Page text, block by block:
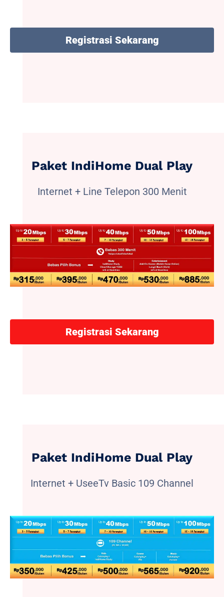
Registrasi Sekarang
Paket IndiHome Dual Play
Internet + Line Telepon 300 Menit
Registrasi Sekarang
Paket IndiHome Dual Play
Internet + UseeTv Basic 109 Channel